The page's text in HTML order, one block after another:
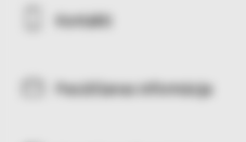
Kontakti
Pasūtīšanas informācija